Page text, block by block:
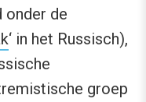
onder de
‘ in het Russisch),
groep